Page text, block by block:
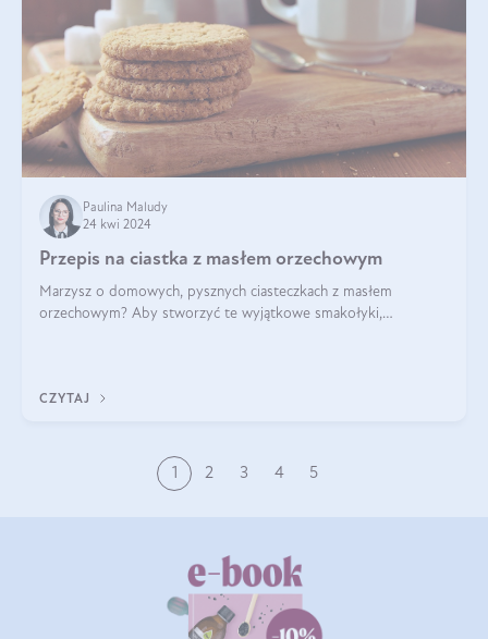
Paulina Maludy
24 kwi 2024
Przepis na ciastka z masłem orzechowym
Marzysz o domowych, pysznych ciasteczkach z masłem
orzechowym? Aby stworzyć te wyjątkowe smakołyki,
CZYTAJ
1 2 3 4 5